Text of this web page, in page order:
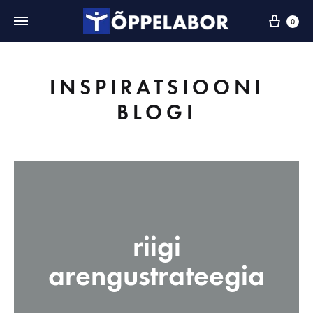
0
INSPIRATSIOONI
BLOGI
riigi
arengustrateegia